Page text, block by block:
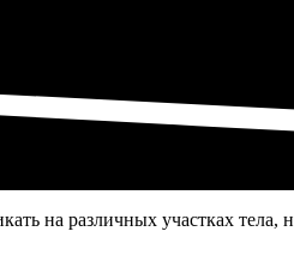
на различных участках тела,